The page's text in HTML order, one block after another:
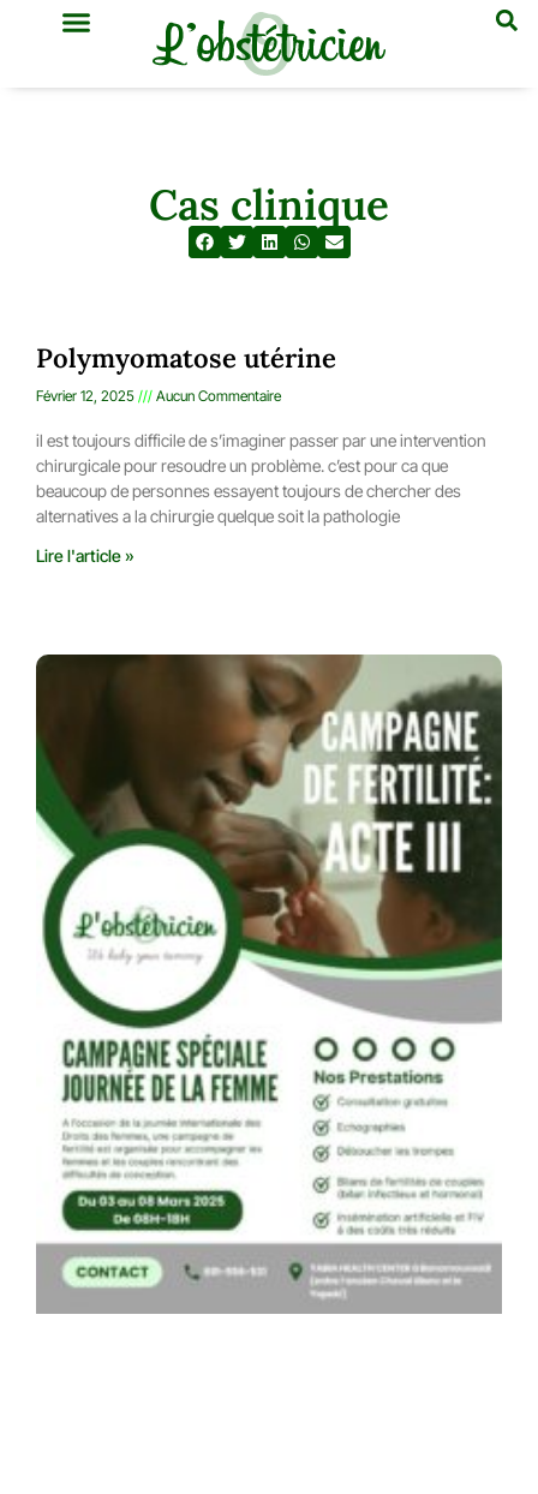
Cas clinique
Polymyomatose utérine
Février 12, 2025 Aucun Commentaire
il est toujours difficile de s’imaginer passer par une intervention
chirurgicale pour resoudre un problème. c’est pour ca que
beaucoup de personnes essayent toujours de chercher des
alternatives a la chirurgie quelque soit la pathologie
Lire l'article »